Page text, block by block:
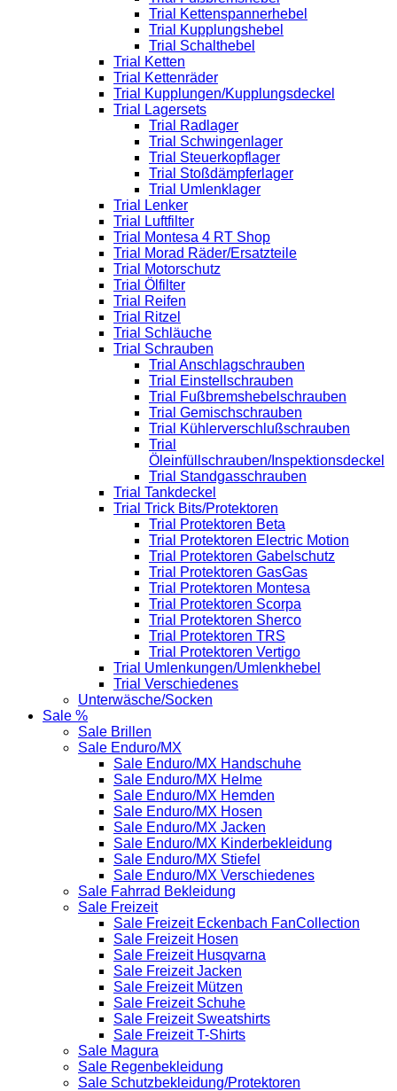
Trial Kettenspannerhebel
Trial Kupplungshebel
Trial Schalthebel
Trial Ketten
Trial Kettenräder
Trial Kupplungen/Kupplungsdeckel
Trial Lagersets
Trial Radlager
Trial Schwingenlager
Trial Steuerkopflager
Trial Stoßdämpferlager
Trial Umlenklager
Trial Lenker
Trial Luftfilter
Trial Montesa 4 RT Shop
Trial Morad Räder/Ersatzteile
Trial Motorschutz
Trial Ölfilter
Trial Reifen
Trial Ritzel
Trial Schläuche
Trial Schrauben
Trial Anschlagschrauben
Trial Einstellschrauben
Trial Fußbremshebelschrauben
Trial Gemischschrauben
Trial Kühlerverschlußschrauben
Trial
Öleinfüllschrauben/Inspektionsdeckel
Trial Standgasschrauben
Trial Tankdeckel
Trial Trick Bits/Protektoren
Trial Protektoren Beta
Trial Protektoren Electric Motion
Trial Protektoren Gabelschutz
Trial Protektoren GasGas
Trial Protektoren Montesa
Trial Protektoren Scorpa
Trial Protektoren Sherco
Trial Protektoren TRS
Trial Protektoren Vertigo
Trial Umlenkungen/Umlenkhebel
Trial Verschiedenes
Unterwäsche/Socken
Sale %
Sale Brillen
Sale Enduro/MX
Sale Enduro/MX Handschuhe
Sale Enduro/MX Helme
Sale Enduro/MX Hemden
Sale Enduro/MX Hosen
Sale Enduro/MX Jacken
Sale Enduro/MX Kinderbekleidung
Sale Enduro/MX Stiefel
Sale Enduro/MX Verschiedenes
Sale Fahrrad Bekleidung
Sale Freizeit
Sale Freizeit Eckenbach FanCollection
Sale Freizeit Hosen
Sale Freizeit Husqvarna
Sale Freizeit Jacken
Sale Freizeit Mützen
Sale Freizeit Schuhe
Sale Freizeit Sweatshirts
Sale Freizeit T-Shirts
Sale Magura
Sale Regenbekleidung
Sale Schutzbekleidung/Protektoren